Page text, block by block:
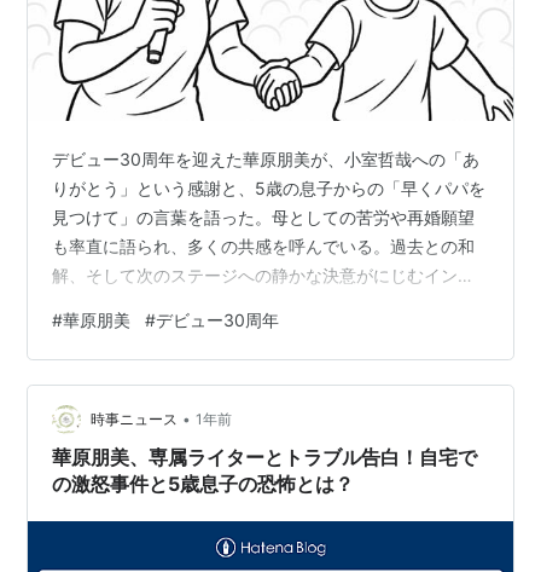
デビュー30周年を迎えた華原朋美が、小室哲哉への「あ
りがとう」という感謝と、5歳の息子からの「早くパパを
見つけて」の言葉を語った。母としての苦労や再婚願望
も率直に語られ、多くの共感を呼んでいる。過去との和
解、そして次のステージへの静かな決意がにじむインタ
の下に記事の続きがあります。ペコリ デビュー30周年を
迎えた華原朋美が、小室哲哉への感謝、母としての想
い、そして再婚願望を率直に語った。「いい曲ばかり作
ってくれて本当にありがとう」――その言葉の裏には、
時を超えて残る想いと、5歳の息子からの「パパを見つけ
てきてよ」という無邪気な声がある。かつ…
#華原朋美 #デビュー30周年
時事ニュース • 1年前
華原朋美、専属ライターとトラブル告白！自宅で
の激怒事件と5歳息子の恐怖とは？